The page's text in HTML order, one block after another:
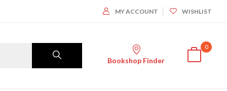
MY ACCOUNT WISHLIST
Bookshop Finder
0